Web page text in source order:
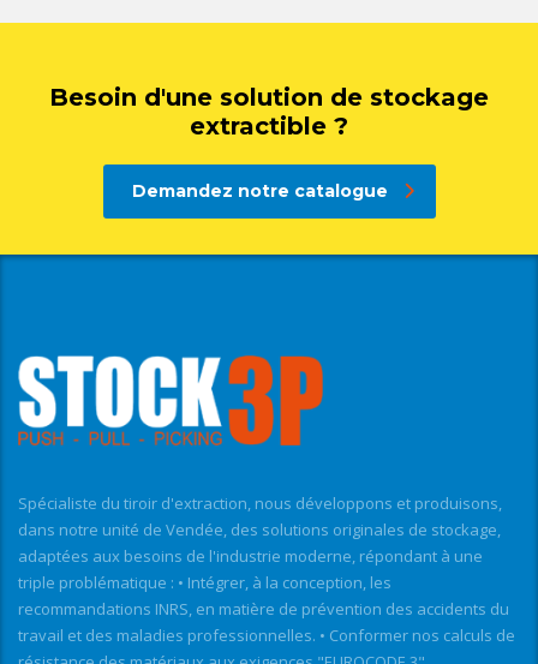
Besoin d'une solution de stockage
extractible ?
Demandez notre catalogue
Spécialiste du tiroir d'extraction, nous développons et produisons,
dans notre unité de Vendée, des solutions originales de stockage,
adaptées aux besoins de l'industrie moderne, répondant à une
triple problématique : • Intégrer, à la conception, les
recommandations INRS, en matière de prévention des accidents du
travail et des maladies professionnelles. • Conformer nos calculs de